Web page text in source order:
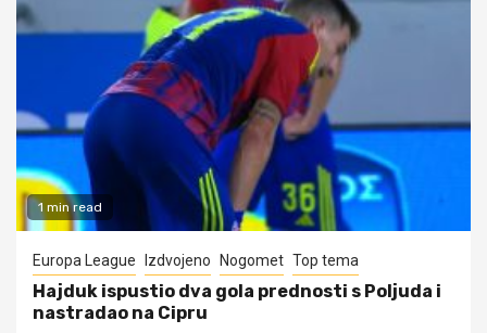
1 min read
Europa League Izdvojeno Nogomet Top tema
Hajduk ispustio dva gola prednosti s Poljuda i
nastradao na Cipru